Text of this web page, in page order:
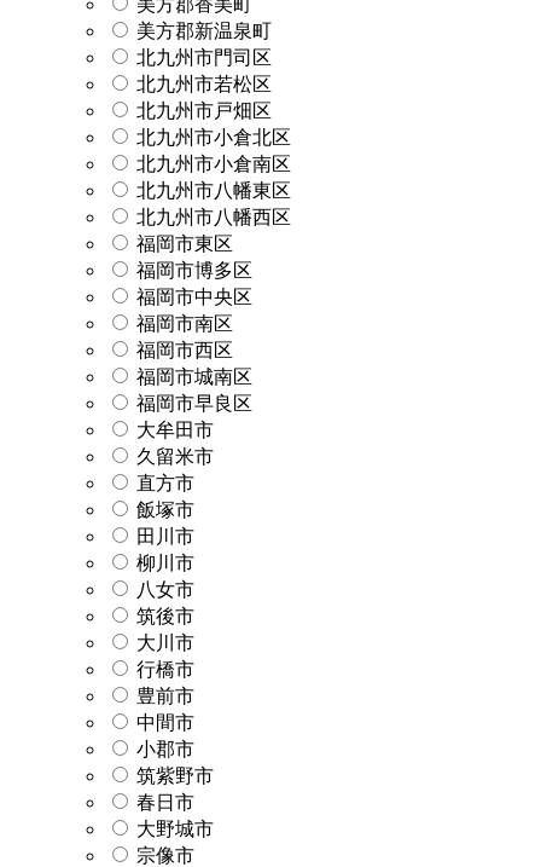
美方郡新温泉町
北九州市門司区
北九州市若松区
北九州市戸畑区
北九州市小倉北区
北九州市小倉南区
北九州市八幡東区
北九州市八幡西区
福岡市東区
福岡市博多区
福岡市中央区
福岡市南区
福岡市西区
福岡市城南区
福岡市早良区
大牟田市
久留米市
直方市
飯塚市
田川市
柳川市
八女市
筑後市
大川市
行橋市
豊前市
中間市
小郡市
筑紫野市
春日市
大野城市
宗像市